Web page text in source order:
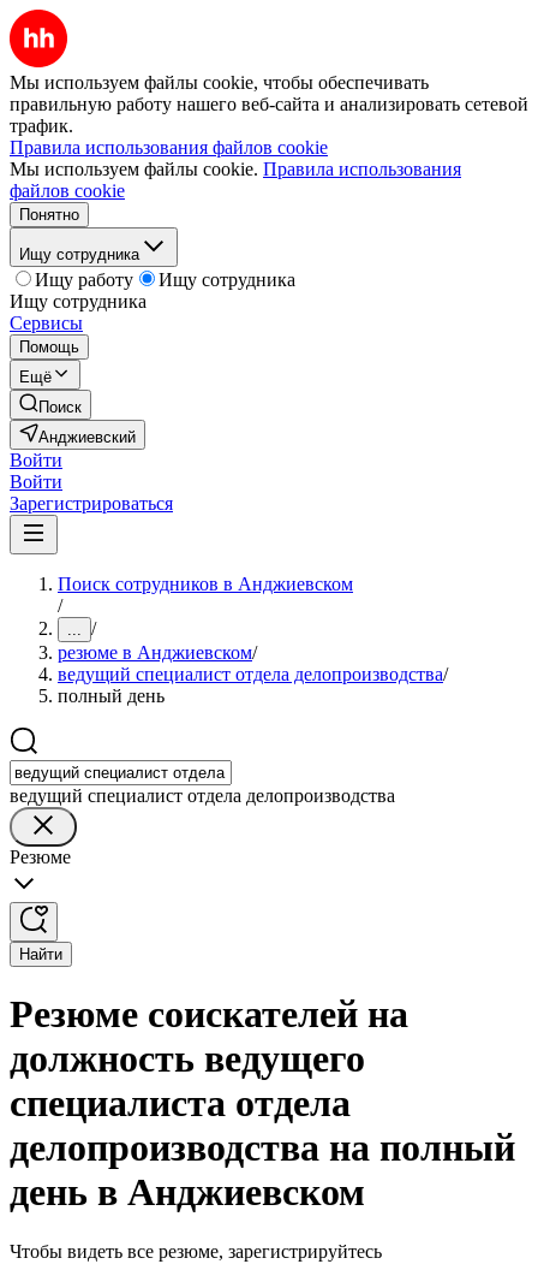
Мы используем файлы cookie, чтобы обеспечивать
правильную работу нашего веб-сайта и анализировать сетевой
трафик.
Правила использования файлов cookie
Мы используем файлы cookie. Правила использования
файлов cookie
Понятно
Ищу сотрудника
Ищу работу
Ищу сотрудника
Ищу сотрудника
Сервисы
Помощь
Ещё
Поиск
Анджиевский
Войти
Войти
Зарегистрироваться
Поиск сотрудников в Анджиевском
/
... /
резюме в Анджиевском/
ведущий специалист отдела делопроизводства/
полный день
ведущий специалист отдела делопроизводства
Резюме
Найти
Резюме соискателей на
должность ведущего
специалиста отдела
делопроизводства на полный
день в Анджиевском
Чтобы видеть все резюме, зарегистрируйтесь